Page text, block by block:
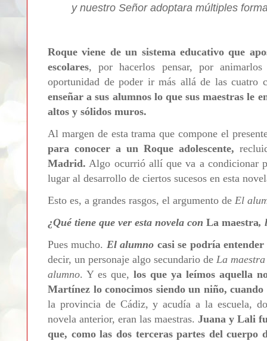
y nuestro Señor adoptara múltiples
Roque viene de un sistema educativo que
escolares, por hacerlos pensar, por
oportunidad de poder ir más allá de las cuatro
enseñar a sus alumnos lo que sus maestras le
altos y sólidos muros.
Al margen de esta trama que compone el
para conocer a un Roque adolescente,
Madrid. Algo ocurrió allí que va a condicionar
lugar al desarrollo de ciertos sucesos en esta
Esto es, a grandes rasgos, el argumento de El
¿Qué tiene que ver esta novela con La maestra,
Pues mucho. El alumno casi se podría
decir, un personaje algo secundario deLa maestra
alumno. Y es que, los que ya leímos aquella
Martínez lo conocimos siendo un niño,
la provincia de Cádiz, y acudía a la escuela,
novela anterior, eran las maestras. Juana y Lali
que, como las dos terceras partes del cuerpo